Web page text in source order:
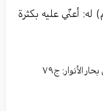
له: أعنّي عليه بكثرة
الأنوار: ج٧٩